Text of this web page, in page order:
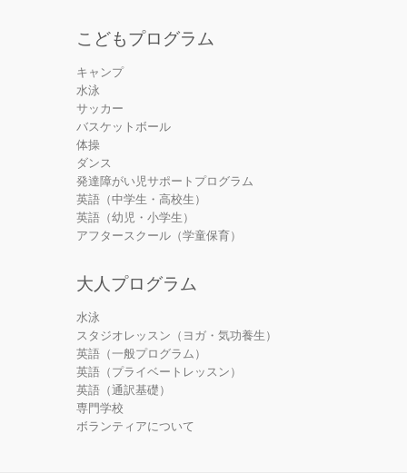
こどもプログラム
キャンプ
水泳
サッカー
バスケットボール
体操
ダンス
発達障がい児サポートプログラム
英語（中学生・高校生）
英語（幼児・小学生）
アフタースクール（学童保育）
大人プログラム
水泳
スタジオレッスン（ヨガ・気功養生）
英語（一般プログラム）
英語（プライベートレッスン）
英語（通訳基礎）
専門学校
ボランティアについて